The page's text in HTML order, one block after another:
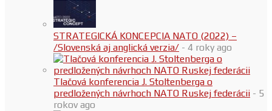
STRATEGICKÁ KONCEPCIA NATO (2022) –
/Slovenská aj anglická verzia/ - 4 roky ago
Tlačová konferencia J. Stoltenberga o
predložených návrhoch NATO Ruskej federácii - 5
rokov ago